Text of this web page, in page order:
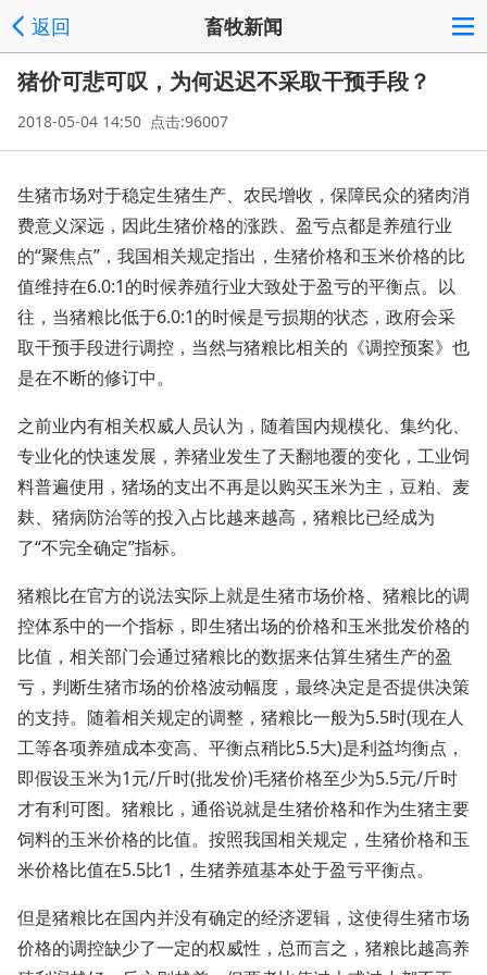
返回 畜牧新闻
猪价可悲可叹，为何迟迟不采取干预手段？
2018-05-04 14:50 点击:96007
生猪市场对于稳定生猪生产、农民增收，保障民众的猪肉消
费意义深远，因此生猪价格的涨跌、盈亏点都是养殖行业
的“聚焦点”，我国相关规定指出，生猪价格和玉米价格的比
值维持在6.0:1的时候养殖行业大致处于盈亏的平衡点。以
往，当猪粮比低于6.0:1的时候是亏损期的状态，政府会采
取干预手段进行调控，当然与猪粮比相关的《调控预案》也
是在不断的修订中。
之前业内有相关权威人员认为，随着国内规模化、集约化、
专业化的快速发展，养猪业发生了天翻地覆的变化，工业饲
料普遍使用，猪场的支出不再是以购买玉米为主，豆粕、麦
麸、猪病防治等的投入占比越来越高，猪粮比已经成为
了“不完全确定”指标。
猪粮比在官方的说法实际上就是生猪市场价格、猪粮比的调
控体系中的一个指标，即生猪出场的价格和玉米批发价格的
比值，相关部门会通过猪粮比的数据来估算生猪生产的盈
亏，判断生猪市场的价格波动幅度，最终决定是否提供决策
的支持。随着相关规定的调整，猪粮比一般为5.5时(现在人
工等各项养殖成本变高、平衡点稍比5.5大)是利益均衡点，
即假设玉米为1元/斤时(批发价)毛猪价格至少为5.5元/斤时
才有利可图。猪粮比，通俗说就是生猪价格和作为生猪主要
饲料的玉米价格的比值。按照我国相关规定，生猪价格和玉
米价格比值在5.5比1，生猪养殖基本处于盈亏平衡点。
但是猪粮比在国内并没有确定的经济逻辑，这使得生猪市场
价格的调控缺少了一定的权威性，总而言之，猪粮比越高养